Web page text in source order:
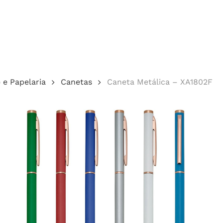
Papelaria Canetas Caneta Metálica – XA1802F